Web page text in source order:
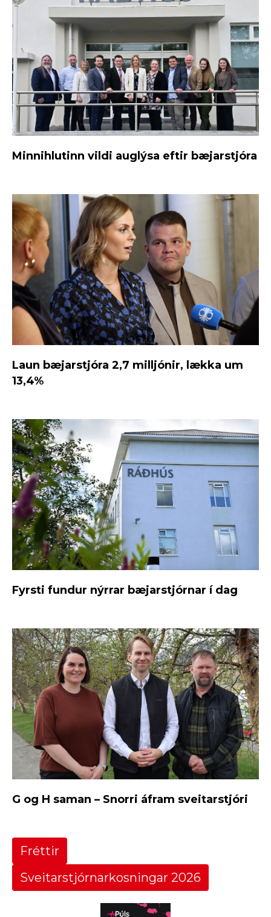
Minnihlutinn vildi auglýsa eftir bæjarstjóra
Laun bæjarstjóra 2,7 milljónir, lækka um
13,4%
Fyrsti fundur nýrrar bæjarstjórnar í dag
G og H saman – Snorri áfram sveitarstjóri
Fréttir
Sveitarstjórnarkosningar 2026